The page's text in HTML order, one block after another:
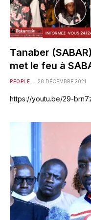
Tanaber
met le feu à
PEOPLE 28 DÉCEMBRE 2021
https://youtu.be/29-